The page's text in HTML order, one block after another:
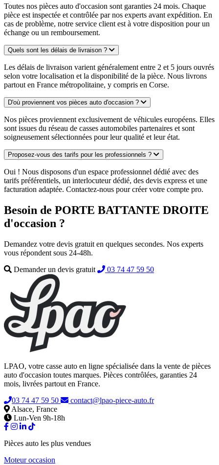
Toutes nos pièces auto d'occasion sont garanties 24 mois. Chaque
pièce est inspectée et contrôlée par nos experts avant expédition. En
cas de problème, notre service client est à votre disposition pour un
échange ou un remboursement.
Quels sont les délais de livraison ?
Les délais de livraison varient généralement entre 2 et 5 jours ouvrés
selon votre localisation et la disponibilité de la pièce. Nous livrons
partout en France métropolitaine, y compris en Corse.
D'où proviennent vos pièces auto d'occasion ?
Nos pièces proviennent exclusivement de véhicules européens. Elles
sont issues du réseau de casses automobiles partenaires et sont
soigneusement sélectionnées pour leur qualité et leur état.
Proposez-vous des tarifs pour les professionnels ?
Oui ! Nous disposons d'un espace professionnel dédié avec des
tarifs préférentiels, un interlocuteur dédié, des devis express et une
facturation adaptée. Contactez-nous pour créer votre compte pro.
Besoin de PORTE BATTANTE DROITE
d'occasion ?
Demandez votre devis gratuit en quelques secondes. Nos experts
vous répondent sous 24-48h.
Demander un devis gratuit
03 74 47 59 50
LPAO, votre casse auto en ligne spécialisée dans la vente de pièces
auto d'occasion toutes marques. Pièces contrôlées, garanties 24
mois, livrées partout en France.
03 74 47 59 50
contact@lpao-piece-auto.fr
Alsace, France
Lun-Ven 9h-18h
Pièces auto les plus vendues
Moteur occasion